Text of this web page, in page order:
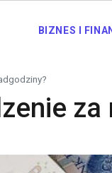
BIZNES I
za